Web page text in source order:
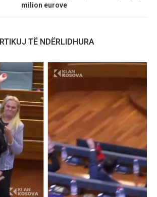
milion eurove
TË NDËRLIDHURA